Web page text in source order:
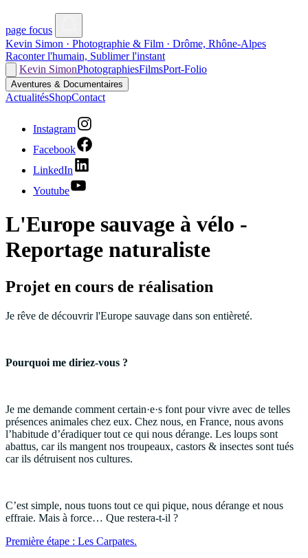
page focus
Kevin Simon · Photographie & Film · Drôme, Rhône-Alpes
Raconter l'humain, Sublimer l'instant
Kevin SimonPhotographiesFilmsPort-Folio
Aventures & Documentaires
ActualitésShopContact
Instagram
Facebook
LinkedIn
Youtube
L'Europe sauvage à vélo -
Reportage naturaliste
Projet en cours de réalisation
Je rêve de découvrir l'Europe sauvage dans son entièreté.
Pourquoi me diriez-vous ?
Je me demande comment certain·e·s font pour vivre avec de telles
présences animales chez eux. Chez nous, en France, nous avons
l’habitude d’éradiquer tout ce qui nous dérange. Les loups sont
abattus, car ils mangent nos troupeaux, castors & insectes sont tués
car ils détruisent nos cultures.
C’est simple, nous tuons tout ce qui pique, nous dérange et nous
effraie. Mais à force… Que restera-t-il ?
Première étape : Les Carpates.